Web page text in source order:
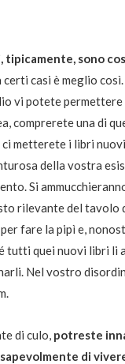
sono
certi casi è meglio
vi potete permettere
comprerete una di
metterete i libri
della vostra
Si
rilevante del tavolo
fare la pipì e,
tutti quei nuovi libri li
Nel vostro
di culo, potreste
di